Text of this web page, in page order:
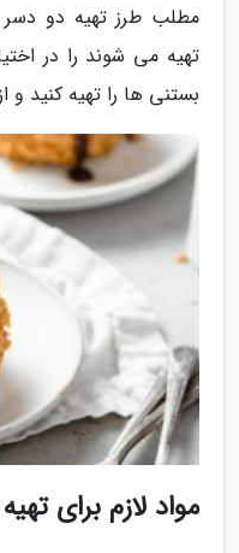
مطلب طرز تهیه دو دسر
تهیه می شوند را در
بستنی ها را تهیه کنید و
مواد لازم برای